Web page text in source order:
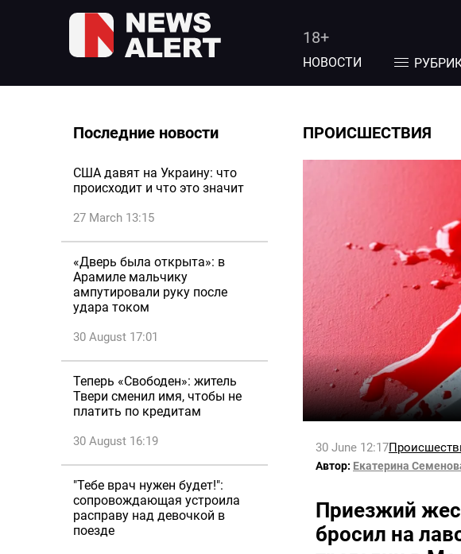
18+
НОВОСТИ
Последние новости
США давят на Украину: что
происходит и что это значит
27 March 13:15
«Дверь была открыта»: в
Арамиле мальчику
ампутировали руку после
удара током
30 August 17:01
Теперь «Свободен»: житель
Твери сменил имя, чтобы не
платить по кредитам
30 August 16:19
"Тебе врач нужен будет!":
сопровождающая устроила
расправу над девочкой в
поезде
ПРОИСШЕСТВИЯ
30 June 12:17
Автор: Екатерина
Приезжий
бросил на